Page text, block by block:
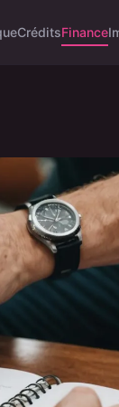
CréditsFinance